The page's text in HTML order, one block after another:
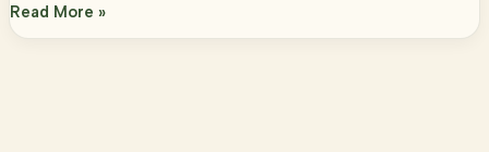
Idealna
Read More »